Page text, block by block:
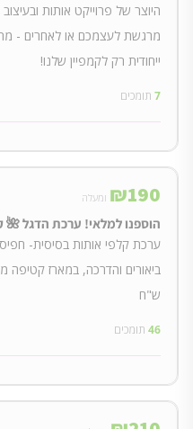
מרגשת לעצמכם או לאחרים -
ייחודית רק לקמפיין שלנו!
7 תומכים
₪190 ומעלה
הוספנו למלאי! ערכת הדגל 🌺
ש"ח
46 תומכים